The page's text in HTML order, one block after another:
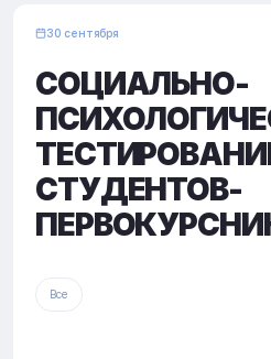
30 сентября
СОЦИАЛЬНО-
СТУДЕНТОВ-
Все